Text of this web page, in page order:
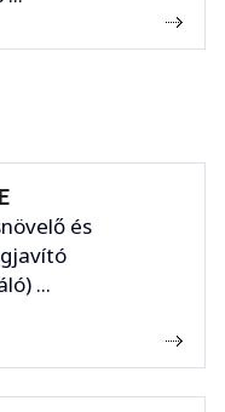
és
...